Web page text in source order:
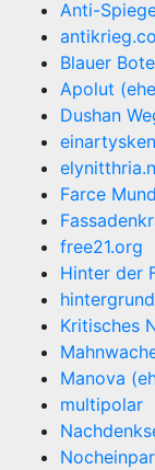
Anti-
Blauer Bote
Apolut
Dushan
einartysken
Farce
free21.org
Hinter der
Kritisches
Manova
multipolar